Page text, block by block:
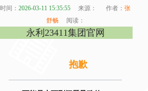
时间：2026-03-11 15:35:55 来源： 作者：张
舒畅
阅读：
永利23411集团官网
抱歉